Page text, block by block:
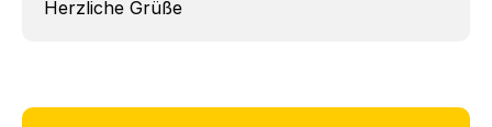
Herzliche Grüße